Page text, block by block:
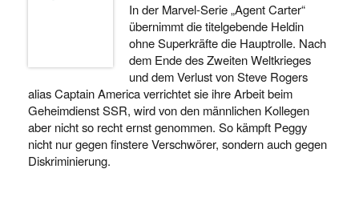
In der Marvel-Serie „Agent Carter“
übernimmt die titelgebende Heldin
ohne Superkräfte die Hauptrolle. Nach
dem Ende des Zweiten Weltkrieges
und dem Verlust von Steve Rogers
alias Captain America verrichtet sie ihre Arbeit beim
Geheimdienst SSR, wird von den männlichen Kollegen
aber nicht so recht ernst genommen. So kämpft Peggy
nicht nur gegen finstere Verschwörer, sondern auch gegen
Diskriminierung.